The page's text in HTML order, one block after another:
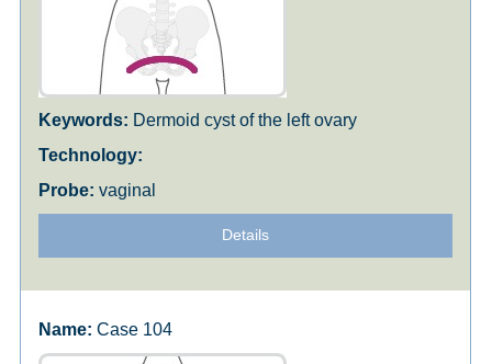
Dermoid cyst of the left ovary
vaginal
Details
Case 104